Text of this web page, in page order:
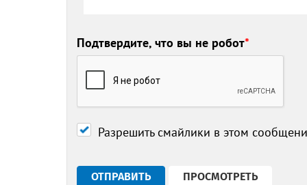
Подтвердите, что вы не робот*
Разрешить смайлики в этом